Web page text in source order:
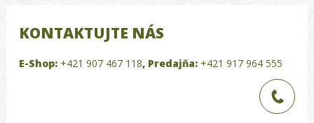
KONTAKTUJTE NÁS
E-Shop: +421 907 467 118, Predajňa: +421 917 964 555